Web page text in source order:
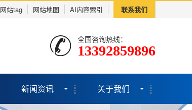
网站tag 网站地图 AI内容索引 联系我们
全国咨询热线：
13392859896
新闻资讯 关于我们